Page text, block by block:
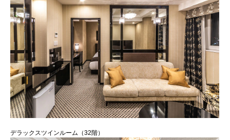
デラックスツインルーム（32階）